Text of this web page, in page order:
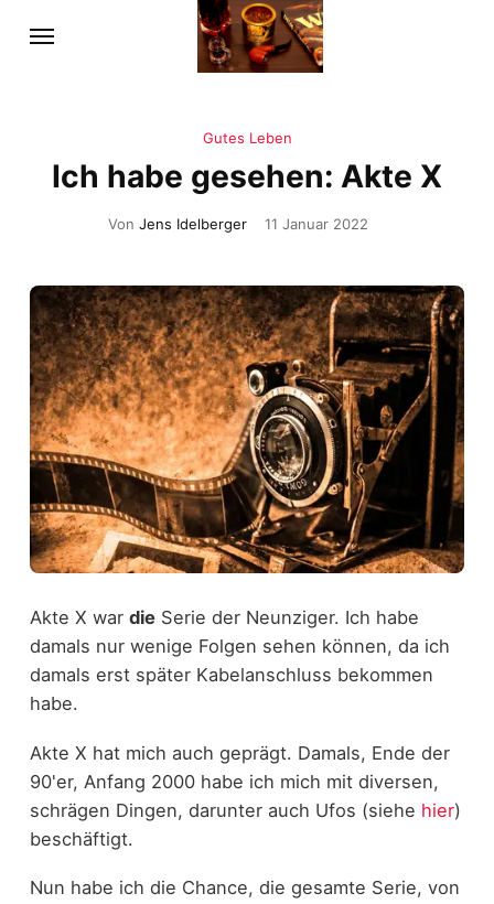
Gutes Leben
Ich habe gesehen: Akte X
Von Jens Idelberger 11 Januar 2022
Akte X war dieSerie der Neunziger. Ich habe
damals nur wenige Folgen sehen können, da ich
damals erst später Kabelanschluss bekommen
habe.
Akte X hat mich auch geprägt. Damals, Ende der
90'er, Anfang 2000 habe ich mich mit diversen,
schrägen Dingen, darunter auch Ufos (siehe hier)
beschäftigt.
Nun habe ich die Chance, die gesamte Serie, von